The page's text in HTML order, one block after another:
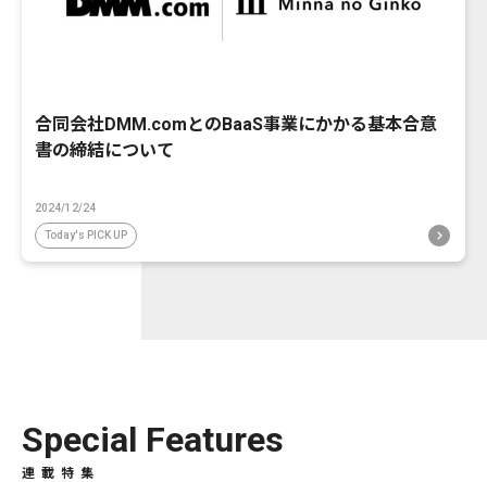
合同会社DMM.comとのBaaS事業にかかる基本合意
書の締結について
2024/12/24
Today's PICK UP
Special Features
連載特集